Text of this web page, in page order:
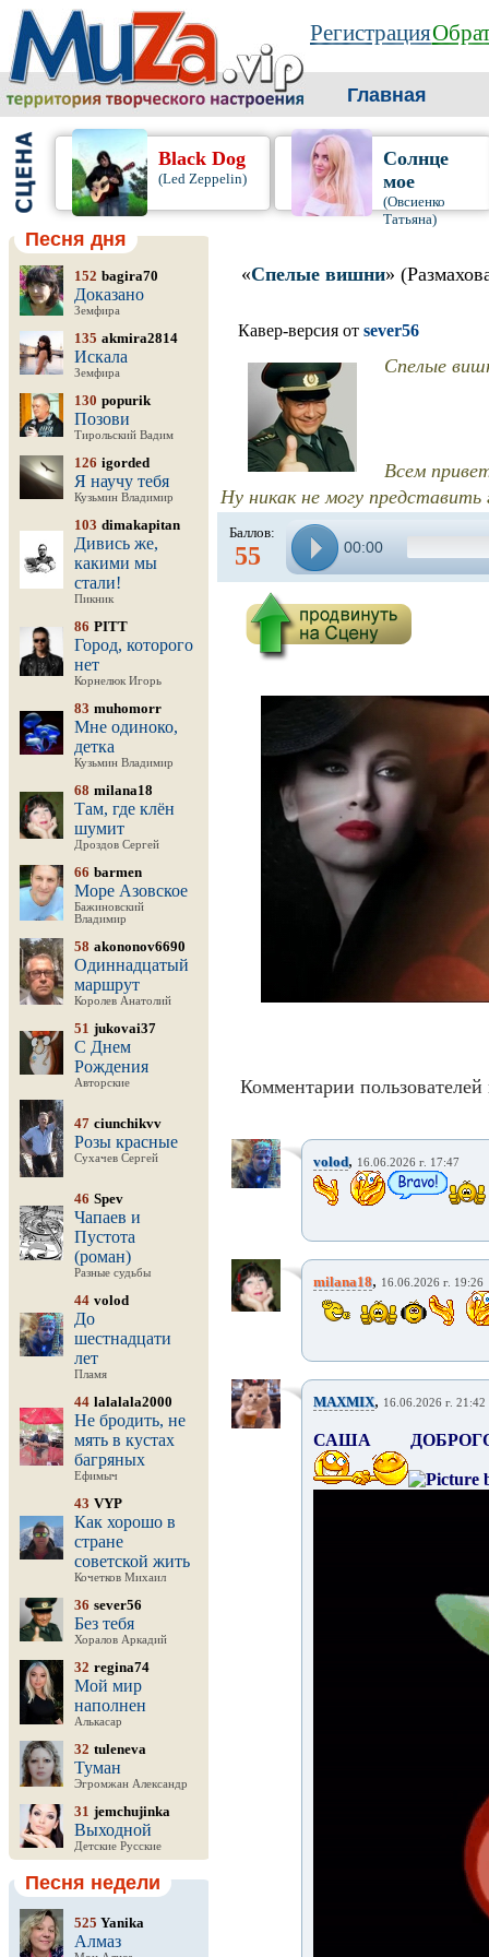
Регистрация
Главная
Black Dog
(Led Zeppelin)
Солнце
мое
(Овсиенко
Татьяна)
Песня дня
152 bagira70
Доказано
Земфира
135 akmira2814
Искала
Земфира
130 popurik
Позови
Тирольский Вадим
126 igorded
Я научу тебя
Кузьмин Владимир
103 dimakapitan
Дивись же,
какими мы
стали!
Пикник
86 PITT
Город, которого
нет
Корнелюк Игорь
83 muhomorr
Мне одиноко,
детка
Кузьмин Владимир
68 milana18
Там, где клён
шумит
Дроздов Сергей
66 barmen
Море Азовское
Бажиновский
Владимир
58 akononov6690
Одиннадцатый
маршрут
Королев Анатолий
51 jukovai37
С Днем
Рождения
Авторские
47 ciunchikvv
Розы красные
Сухачев Сергей
46 Spev
Чапаев и
Пустота
(роман)
Разные судьбы
44 volod
До
шестнадцати
лет
Пламя
44 lalalala2000
Не бродить, не
мять в кустах
багряных
Ефимыч
43 VYP
Как хорошо в
стране
советской жить
Кочетков Михаил
36 sever56
Без тебя
Хоралов Аркадий
32 regina74
Мой мир
наполнен
Алькасар
32 tuleneva
Туман
Эгромжан Александр
31 jemchujinka
Выходной
Детские Русские
Песня недели
525 Yanika
Алмаз
«Спелые вишни»
Кавер-версия от sever56
Спелые
Всем
Ну никак не могу представить
Баллов:
55 00:00
Комментарии пользователей
volod, 16.06.2026 г. 17:47
milana18, 16.06.2026 г. 19:26
MAXMIX, 16.06.2026 г. 21:42
САША